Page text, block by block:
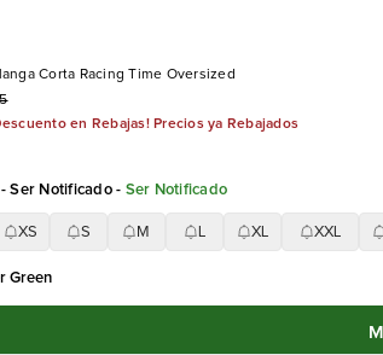
Corta Racing Time Oversized
en Rebajas! Precios ya Rebajados
Ser Notificado- Ser Notificado
XS S M XL XXL
Green